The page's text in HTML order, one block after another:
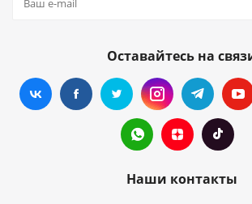
Оставайтесь на
Наши контакты